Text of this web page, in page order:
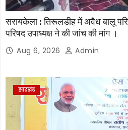
सरायकेला : तिरूलडीह में अवैध बालू
परिषद उपाध्यक्ष ने की जांच की मांग ।
Aug 6, 2026 Admin
झारखंड